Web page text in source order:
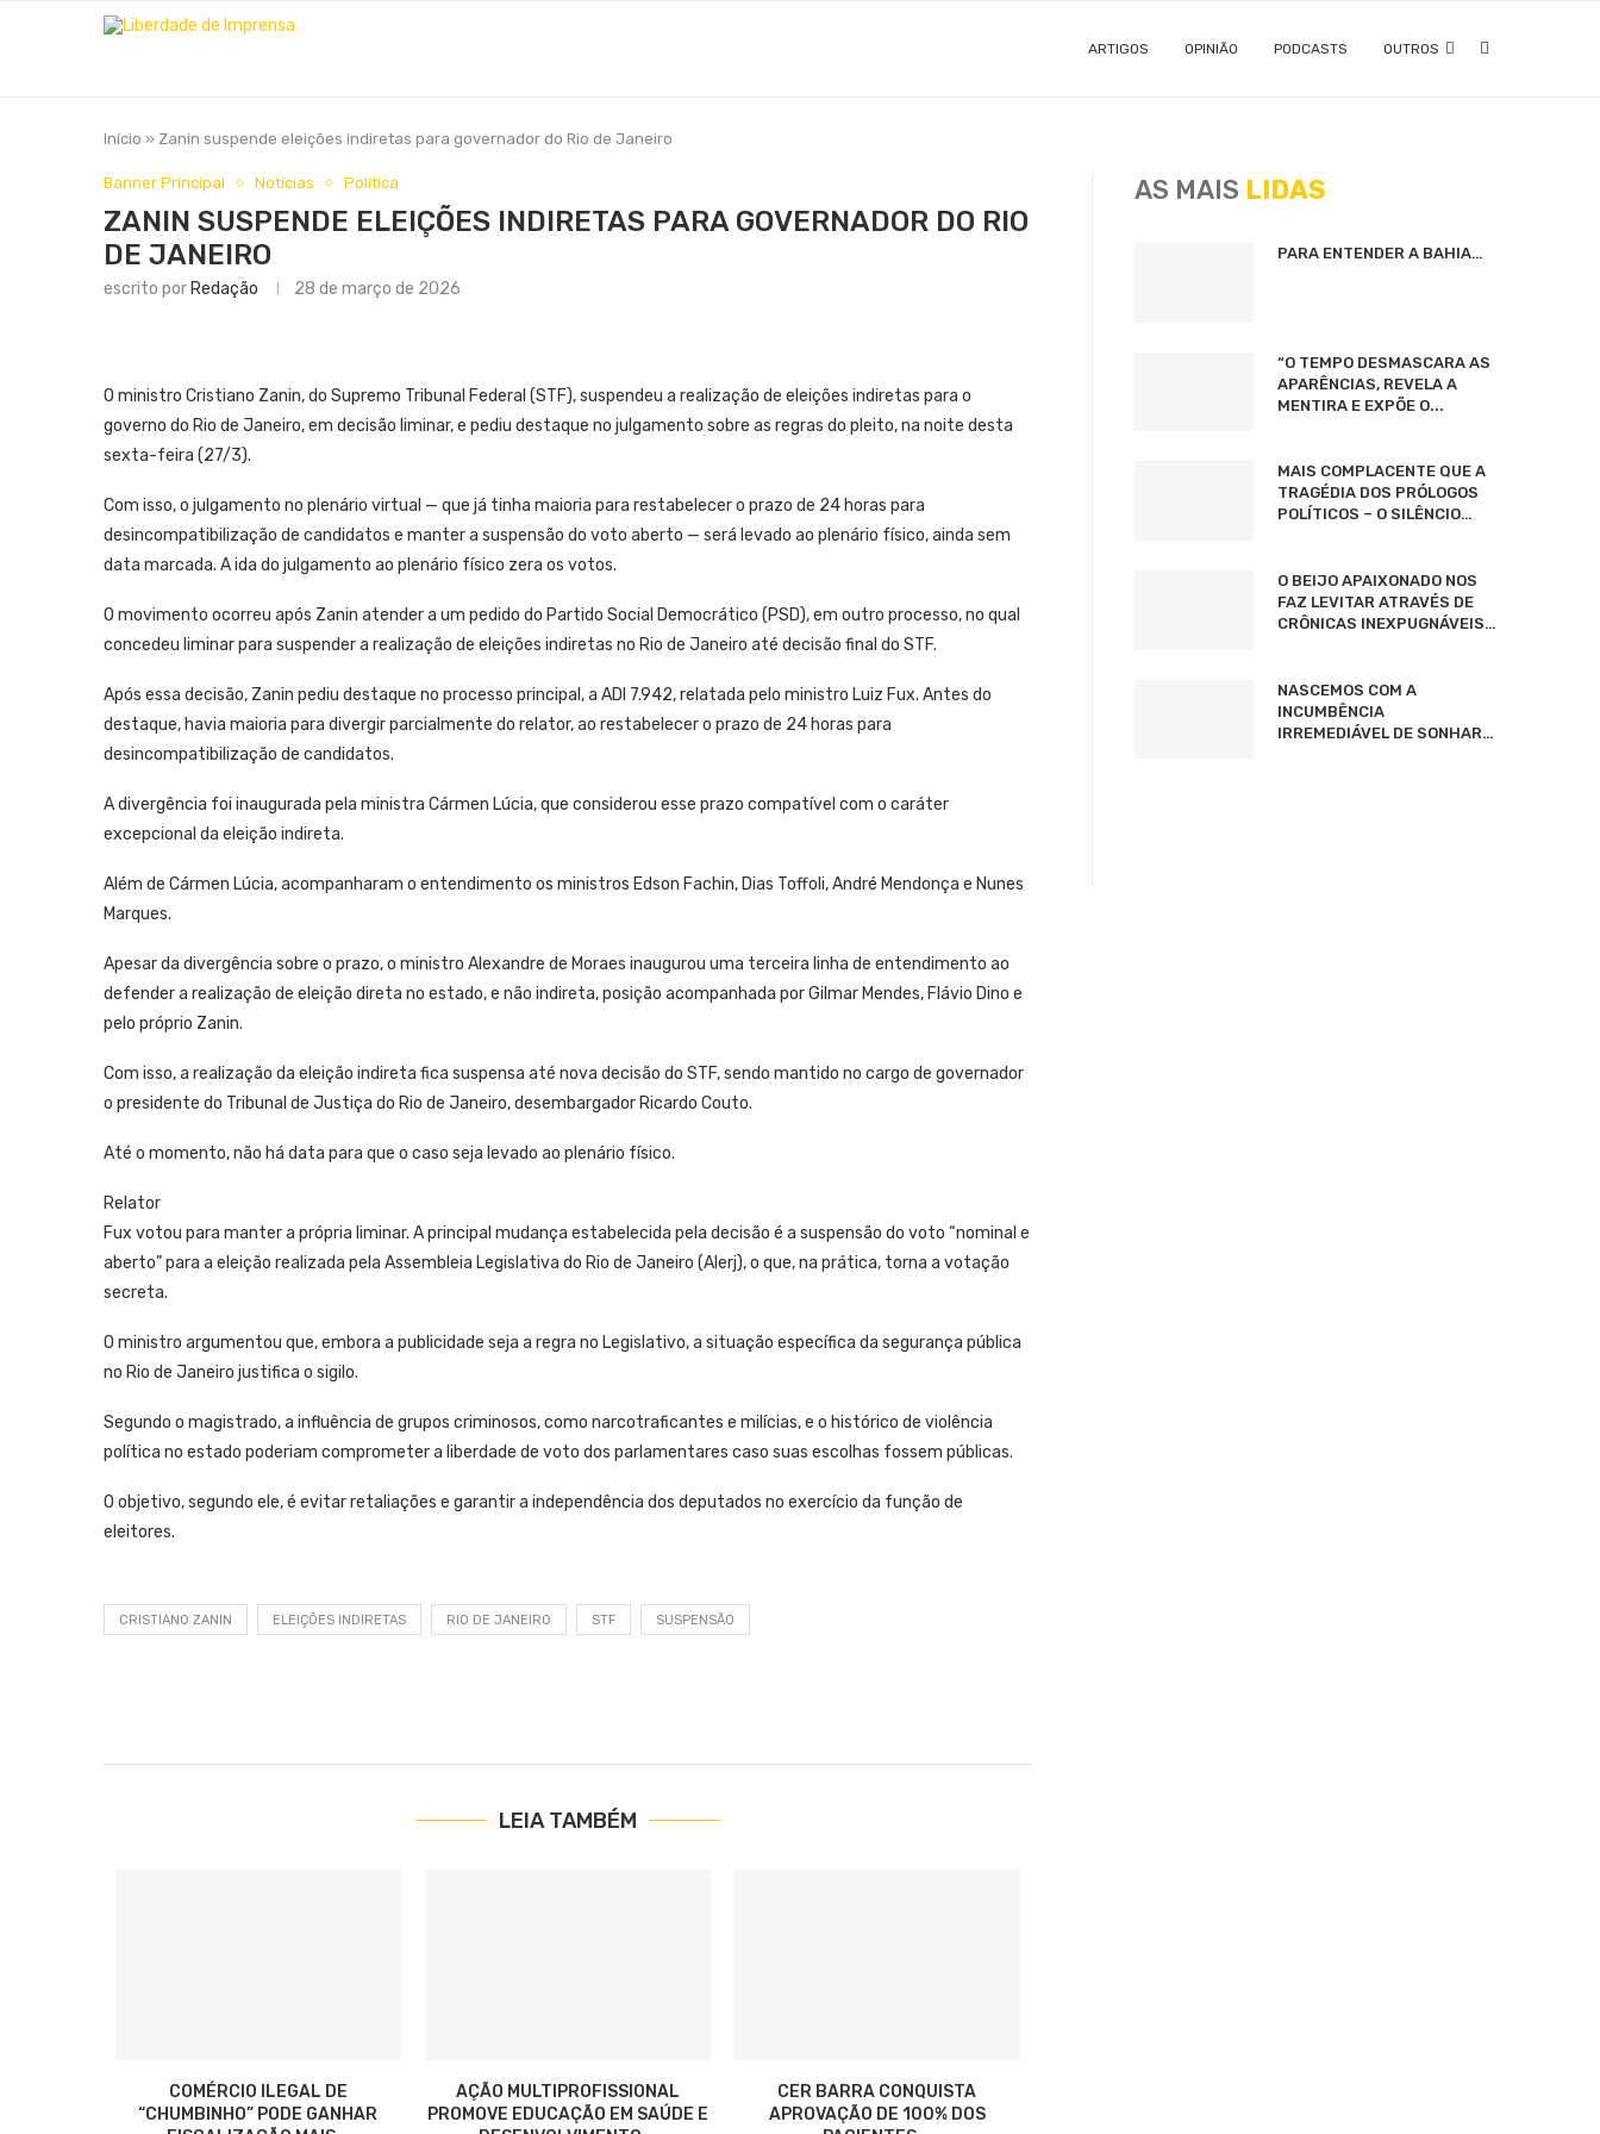
ARTIGOS OPINIÃO PODCASTS OUTROS
Início » Zanin suspende eleições indiretas para governador do Rio de Janeiro
Banner Principal Notícias Política
ZANIN SUSPENDE ELEIÇÕES INDIRETAS PARA GOVERNADOR DO RIO
DE JANEIRO
escrito por Redação 28 de março de 2026
O ministro Cristiano Zanin, do Supremo Tribunal Federal (STF), suspendeu a realização de eleições indiretas para o
governo do Rio de Janeiro, em decisão liminar, e pediu destaque no julgamento sobre as regras do pleito, na noite desta
sexta-feira (27/3).
Com isso, o julgamento no plenário virtual — que já tinha maioria para restabelecer o prazo de 24 horas para
desincompatibilização de candidatos e manter a suspensão do voto aberto — será levado ao plenário físico, ainda sem
data marcada. A ida do julgamento ao plenário físico zera os votos.
O movimento ocorreu após Zanin atender a um pedido do Partido Social Democrático (PSD), em outro processo, no qual
concedeu liminar para suspender a realização de eleições indiretas no Rio de Janeiro até decisão final do STF.
Após essa decisão, Zanin pediu destaque no processo principal, a ADI 7.942, relatada pelo ministro Luiz Fux. Antes do
destaque, havia maioria para divergir parcialmente do relator, ao restabelecer o prazo de 24 horas para
desincompatibilização de candidatos.
A divergência foi inaugurada pela ministra Cármen Lúcia, que considerou esse prazo compatível com o caráter
excepcional da eleição indireta.
Além de Cármen Lúcia, acompanharam o entendimento os ministros Edson Fachin, Dias Toffoli, André Mendonça e Nunes
Marques.
Apesar da divergência sobre o prazo, o ministro Alexandre de Moraes inaugurou uma terceira linha de entendimento ao
defender a realização de eleição direta no estado, e não indireta, posição acompanhada por Gilmar Mendes, Flávio Dino e
pelo próprio Zanin.
Com isso, a realização da eleição indireta fica suspensa até nova decisão do STF, sendo mantido no cargo de governador
o presidente do Tribunal de Justiça do Rio de Janeiro, desembargador Ricardo Couto.
Até o momento, não há data para que o caso seja levado ao plenário físico.
Relator
Fux votou para manter a própria liminar. A principal mudança estabelecida pela decisão é a suspensão do voto “nominal e
aberto” para a eleição realizada pela Assembleia Legislativa do Rio de Janeiro (Alerj), o que, na prática, torna a votação
secreta.
O ministro argumentou que, embora a publicidade seja a regra no Legislativo, a situação específica da segurança pública
no Rio de Janeiro justifica o sigilo.
Segundo o magistrado, a influência de grupos criminosos, como narcotraficantes e milícias, e o histórico de violência
política no estado poderiam comprometer a liberdade de voto dos parlamentares caso suas escolhas fossem públicas.
O objetivo, segundo ele, é evitar retaliações e garantir a independência dos deputados no exercício da função de
eleitores.
CRISTIANO ZANIN ELEIÇÕES INDIRETAS RIO DE JANEIRO STF SUSPENSÃO
LEIA TAMBÉM
COMÉRCIO ILEGAL DE
“CHUMBINHO” PODE GANHAR
AÇÃO MULTIPROFISSIONAL
PROMOVE EDUCAÇÃO EM SAÚDE E
CER BARRA CONQUISTA
APROVAÇÃO DE 100% DOS
AS MAIS LIDAS
PARA ENTENDER A BAHIA…
“O TEMPO DESMASCARA AS
APARÊNCIAS, REVELA A
MENTIRA E EXPÕE O...
MAIS COMPLACENTE QUE A
TRAGÉDIA DOS PRÓLOGOS
POLÍTICOS – O SILÊNCIO…
O BEIJO APAIXONADO NOS
FAZ LEVITAR ATRAVÉS DE
CRÔNICAS INEXPUGNÁVEIS…
NASCEMOS COM A
INCUMBÊNCIA
IRREMEDIÁVEL DE SONHAR…